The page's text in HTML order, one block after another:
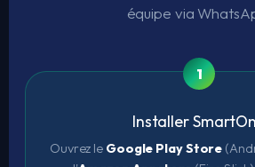
équipe via
Installer
Ouvrez le Google Play Store